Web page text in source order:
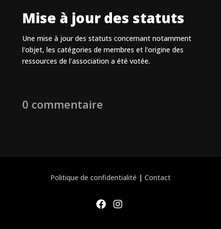
Mise à jour des statuts
Une mise à jour des statuts concernant notamment
l'objet, les catégories de membres et l'origine des
ressources de l'association a été votée.
0 commentaire
Politique de confidentialité | Contact